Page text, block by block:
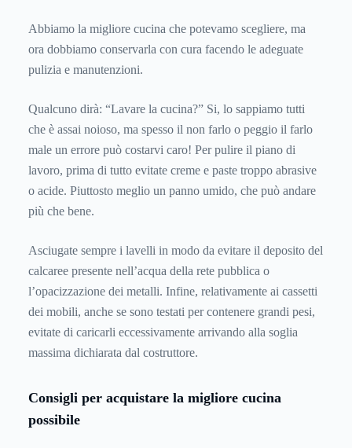
Abbiamo la migliore cucina che potevamo scegliere, ma
ora dobbiamo conservarla con cura facendo le adeguate
pulizia e manutenzioni.
Qualcuno dirà: “Lavare la cucina?” Si, lo sappiamo tutti
che è assai noioso, ma spesso il non farlo o peggio il farlo
male un errore può costarvi caro! Per pulire il piano di
lavoro, prima di tutto evitate creme e paste troppo abrasive
o acide. Piuttosto meglio un panno umido, che può andare
più che bene.
Asciugate sempre i lavelli in modo da evitare il deposito del
calcaree presente nell’acqua della rete pubblica o
l’opacizzazione dei metalli. Infine, relativamente ai cassetti
dei mobili, anche se sono testati per contenere grandi pesi,
evitate di caricarli eccessivamente arrivando alla soglia
massima dichiarata dal costruttore.
Consigli per acquistare la migliore cucina
possibile